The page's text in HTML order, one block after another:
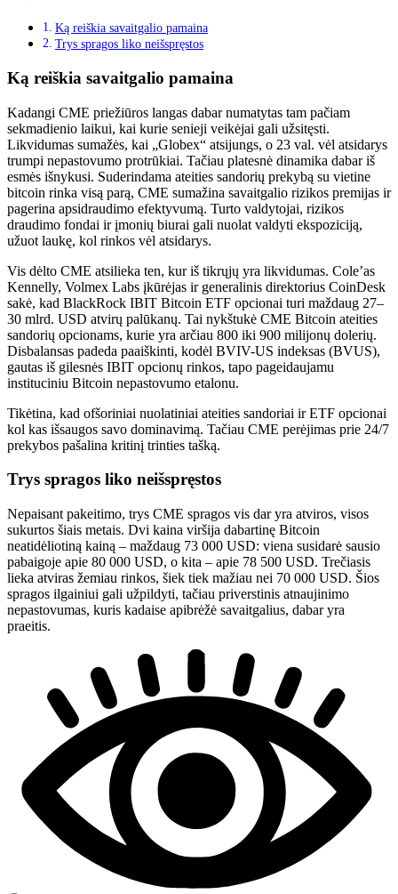
Ką reiškia savaitgalio pamaina
Trys spragos liko neišspręstos
Ką reiškia savaitgalio pamaina
Kadangi CME priežiūros langas dabar numatytas tam pačiam
sekmadienio laikui, kai kurie senieji veikėjai gali užsitęsti.
Likvidumas sumažės, kai „Globex“ atsijungs, o 23 val. vėl atsidarys
trumpi nepastovumo protrūkiai. Tačiau platesnė dinamika dabar iš
esmės išnykusi. Suderindama ateities sandorių prekybą su vietine
bitcoin rinka visą parą, CME sumažina savaitgalio rizikos premijas ir
pagerina apsidraudimo efektyvumą. Turto valdytojai, rizikos
draudimo fondai ir įmonių biurai gali nuolat valdyti ekspoziciją,
užuot laukę, kol rinkos vėl atsidarys.
Vis dėlto CME atsilieka ten, kur iš tikrųjų yra likvidumas. Cole’as
Kennelly, Volmex Labs įkūrėjas ir generalinis direktorius CoinDesk
sakė, kad BlackRock IBIT Bitcoin ETF opcionai turi maždaug 27–
30 mlrd. USD atvirų palūkanų. Tai nykštukė CME Bitcoin ateities
sandorių opcionams, kurie yra arčiau 800 iki 900 milijonų dolerių.
Disbalansas padeda paaiškinti, kodėl BVIV-US indeksas (BVUS),
gautas iš gilesnės IBIT opcionų rinkos, tapo pageidaujamu
instituciniu Bitcoin nepastovumo etalonu.
Tikėtina, kad ofšoriniai nuolatiniai ateities sandoriai ir ETF opcionai
kol kas išsaugos savo dominavimą. Tačiau CME perėjimas prie 24/7
prekybos pašalina kritinį trinties tašką.
Trys spragos liko neišspręstos
Nepaisant pakeitimo, trys CME spragos vis dar yra atviros, visos
sukurtos šiais metais. Dvi kaina viršija dabartinę Bitcoin
neatidėliotiną kainą – maždaug 73 000 USD: viena susidarė sausio
pabaigoje apie 80 000 USD, o kita – apie 78 500 USD. Trečiasis
lieka atviras žemiau rinkos, šiek tiek mažiau nei 70 000 USD. Šios
spragos ilgainiui gali užpildyti, tačiau priverstinis atnaujinimo
nepastovumas, kuris kadaise apibrėžė savaitgalius, dabar yra
praeitis.